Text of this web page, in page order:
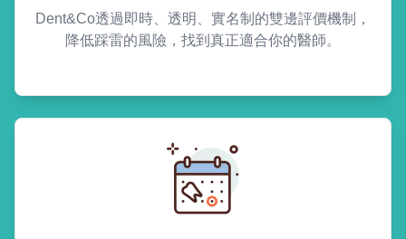
Dent&Co透過即時、透明、實名制的雙邊評價機制，
降低踩雷的風險，找到真正適合你的醫師。